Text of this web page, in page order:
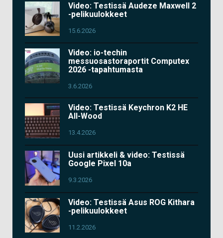
Video: Testissä Audeze Maxwell 2
-pelikuulokkeet
15.6.2026
Video: io-techin
messuosastoraportit Computex
2026 -tapahtumasta
3.6.2026
Video: Testissä Keychron K2 HE
All-Wood
13.4.2026
Uusi artikkeli & video: Testissä
Google Pixel 10a
9.3.2026
Video: Testissä Asus ROG Kithara
-pelikuulokkeet
11.2.2026